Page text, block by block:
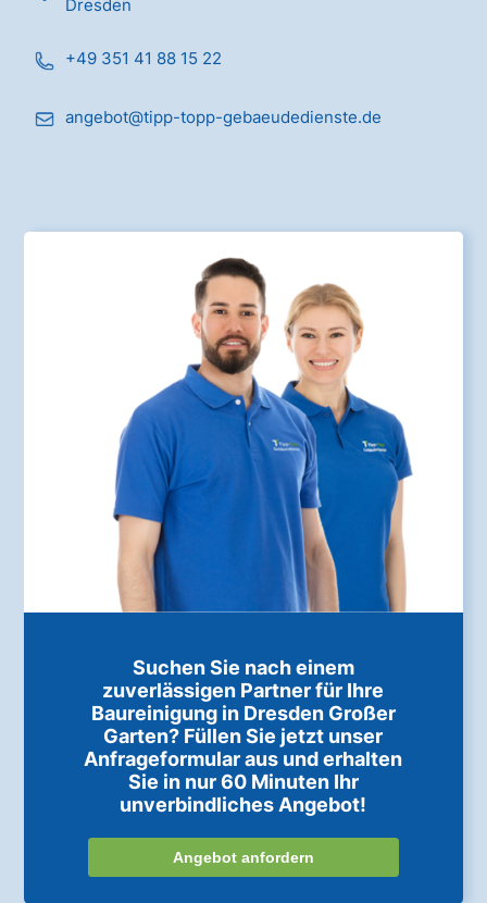
Dresden
+49 351 41 88 15 22
angebot@tipp-topp-gebaeudedienste.de
Suchen Sie nach einem
zuverlässigen Partner für Ihre
Baureinigung in Dresden Großer
Garten? Füllen Sie jetzt unser
Anfrageformular aus und erhalten
Sie in nur 60 Minuten Ihr
unverbindliches Angebot!
Angebot anfordern